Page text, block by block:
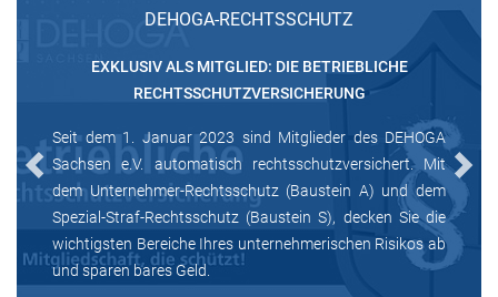
DEHOGA-RECHTSSCHUTZ
EXKLUSIV ALS MITGLIED: DIE BETRIEBLICHE
RECHTSSCHUTZVERSICHERUNG
Seit dem 1. Januar 2023 sind Mitglieder des DEHOGA
Sachsen e.V. automatisch rechtsschutzversichert. Mit
dem Unternehmer-Rechtsschutz (Baustein A) und dem
Spezial-Straf-Rechtsschutz (Baustein S), decken Sie die
wichtigsten Bereiche Ihres unternehmerischen Risikos ab
und sparen bares Geld.
Previous Next